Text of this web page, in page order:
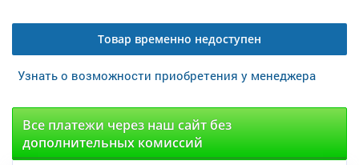
Товар временно недоступен
Узнать о возможности приобретения у менеджера
Все платежи через наш сайт без
дополнительных комиссий